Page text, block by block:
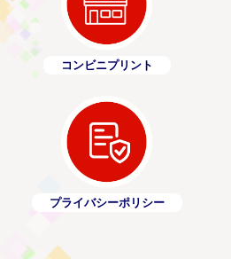
コンビニプリント
プライバシーポリシー